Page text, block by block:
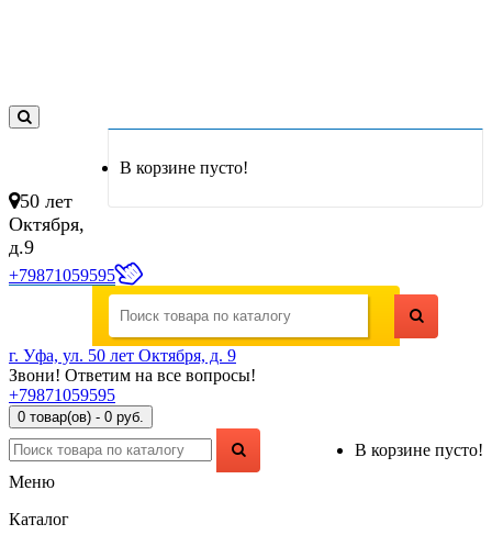
В корзине пусто!
50 лет
Октября,
д.9
+79871059595
г. Уфа, ул. 50 лет Октября, д. 9
Звони! Ответим на все вопросы!
+79871059595
0 товар(ов) - 0 руб.
В корзине пусто!
Меню
Каталог